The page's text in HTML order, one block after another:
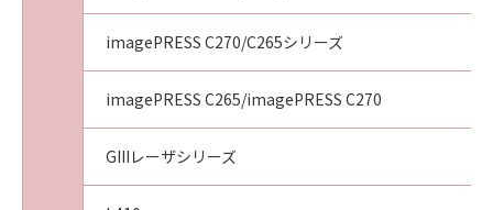
imagePRESS C270/C265シリーズ
imagePRESS C265/imagePRESS C270
GIIIレーザシリーズ